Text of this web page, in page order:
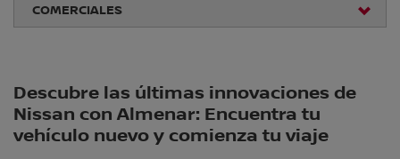
COMERCIALES
Descubre las últimas innovaciones de
Nissan con Almenar: Encuentra tu
vehículo nuevo y comienza tu viaje